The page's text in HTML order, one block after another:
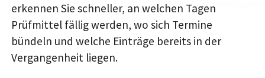
erkennen Sie schneller, an welchen Tagen
Prüfmittel fällig werden, wo sich Termine
bündeln und welche Einträge bereits in der
Vergangenheit liegen.